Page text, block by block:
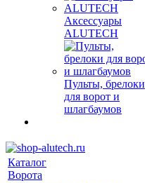
Аксессуары
ALUTECH
Пульты, брелоки
для ворот и
шлагбаумов
Каталог
Ворота